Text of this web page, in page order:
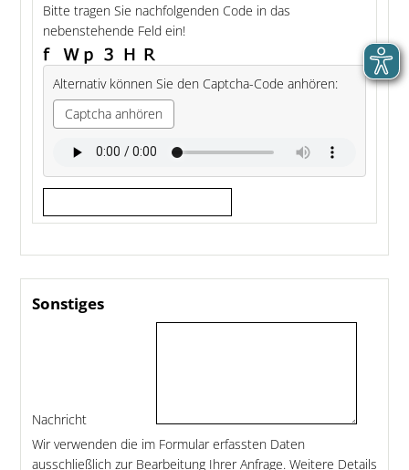
Bitte tragen Sie nachfolgenden Code in das
nebenstehende Feld ein!
Alternativ können Sie den Captcha-Code anhören:
Captcha anhören
Sonstiges
Nachricht
Wir verwenden die im Formular erfassten Daten
ausschließlich zur Bearbeitung Ihrer Anfrage. Weitere Details